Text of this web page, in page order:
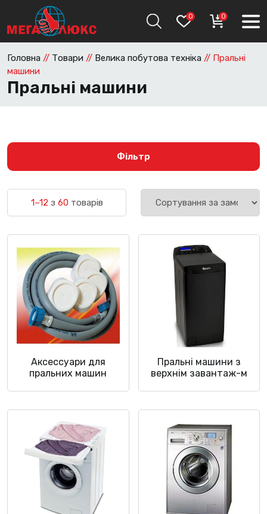
0 0
Головна // Товари // Велика побутова техніка // Пральні
машини
Пральні машини
Фільтр
1–12 з 60товарів
Аксессуари для
пральних машин
Пральні машини з
верхнім завантаж-м